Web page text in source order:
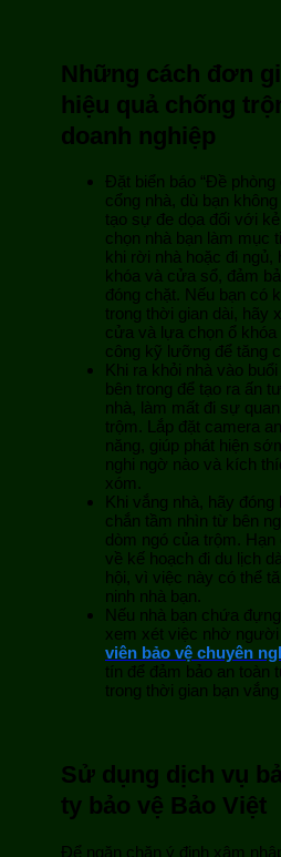
Những cách đơn
hiệu quả chống
doanh nghiệp
Đặt biển báo “Đề
cổng nhà, dù bạn
tạo sự đe dọa đối với
chọn nhà bạn làm mục
khi rời nhà hoặc đi
khóa và cửa sổ, đảm
đóng chặt. Nếu bạn có
trong thời gian dài, hãy
cửa và lựa chọn ổ
công kỹ lưỡng để tăng
Khi ra khỏi nhà vào
bên trong để tạo ra ấn
nhà, làm mất đi sự
trộm. Lắp đặt camera
năng, giúp phát hiện
nghi ngờ nào và kích
xóm.
Khi vắng nhà, hãy
chắn tầm nhìn từ bên
dòm ngó của trộm.
về kế hoạch đi du lịch
hội, vì việc này có thể
ninh nhà bạn.
Nếu nhà bạn chứa
xem xét việc nhờ người
viên bảo vệ chuyên
tín để đảm bảo an toàn
trong thời gian bạn
Sử dụng dịch vụ
ty bảo vệ Bảo Việt
Để ngăn chặn ý định xâm